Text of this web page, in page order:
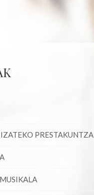
PRESTAKUNTZA